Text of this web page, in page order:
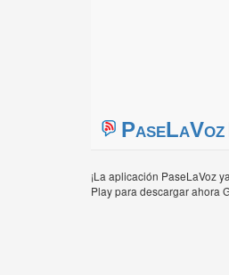
PaseLaVoz
¡La aplicación PaseLaVoz
Play para descargar ahora